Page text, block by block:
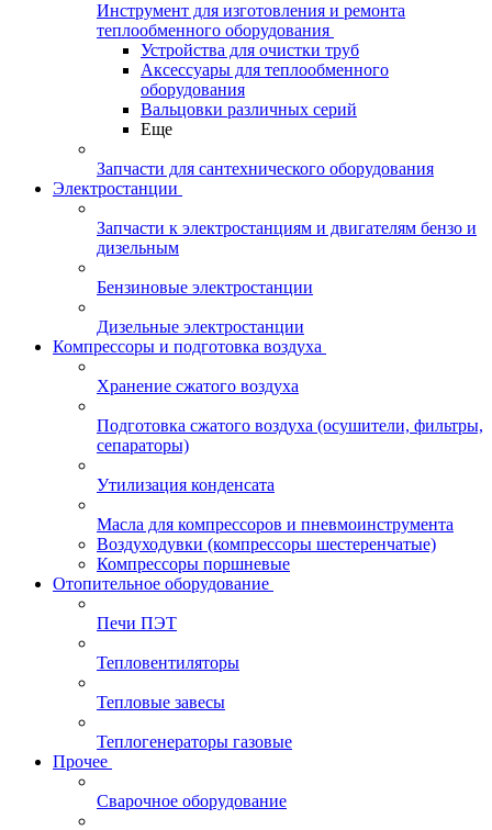
Инструмент для изготовления и ремонта
теплообменного оборудования
Устройства для очистки труб
Аксессуары для теплообменного
оборудования
Вальцовки различных серий
Еще
Запчасти для сантехнического оборудования
Электростанции
Запчасти к электростанциям и двигателям бензо и
дизельным
Бензиновые электростанции
Дизельные электростанции
Компрессоры и подготовка воздуха
Хранение сжатого воздуха
Подготовка сжатого воздуха (осушители, фильтры,
сепараторы)
Утилизация конденсата
Масла для компрессоров и пневмоинструмента
Воздуходувки (компрессоры шестеренчатые)
Компрессоры поршневые
Отопительное оборудование
Печи ПЭТ
Тепловентиляторы
Тепловые завесы
Теплогенераторы газовые
Прочее
Сварочное оборудование